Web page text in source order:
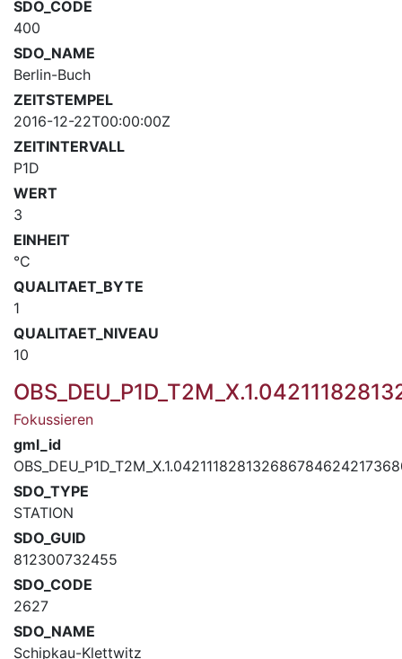
SDO_CODE
400
SDO_NAME
Berlin-Buch
ZEITSTEMPEL
2016-12-22T00:00:00Z
ZEITINTERVALL
P1D
WERT
3
EINHEIT
°C
QUALITAET_BYTE
1
QUALITAET_NIVEAU
10
Fokussieren
gml_id
SDO_TYPE
STATION
SDO_GUID
812300732455
SDO_CODE
2627
SDO_NAME
Schipkau-Klettwitz